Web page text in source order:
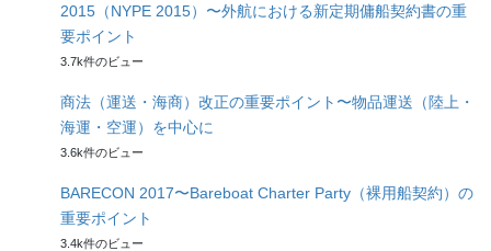
2015（NYPE 2015）〜外航における新定期傭船契約書の重
要ポイント
3.7k件のビュー
商法（運送・海商）改正の重要ポイント〜物品運送（陸上・
海運・空運）を中心に
3.6k件のビュー
BARECON 2017〜Bareboat Charter Party（裸用船契約）の
重要ポイント
3.4k件のビュー